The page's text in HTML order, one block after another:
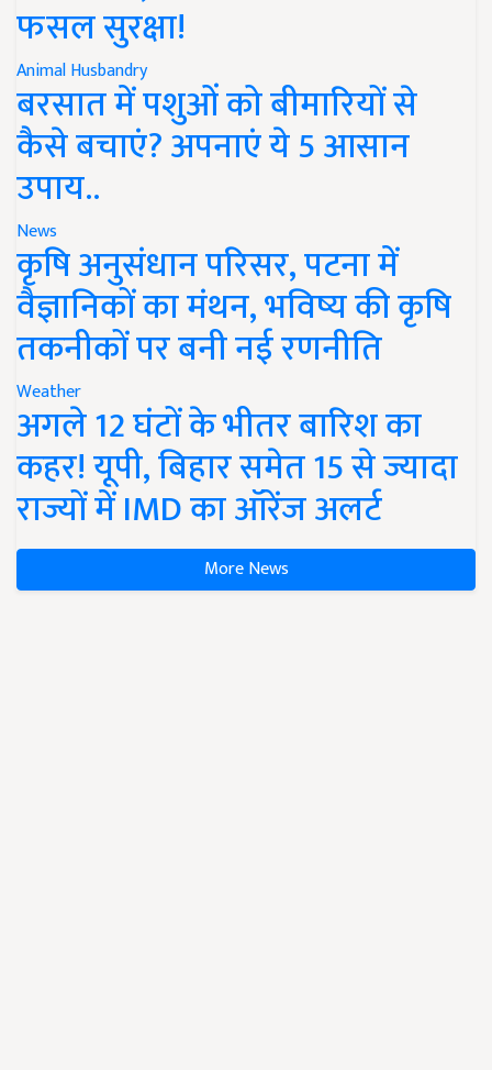
फसल सुरक्षा!
Animal Husbandry
बरसात में पशुओं को बीमारियों से
कैसे बचाएं? अपनाएं ये 5 आसान
उपाय..
News
कृषि अनुसंधान परिसर, पटना में
वैज्ञानिकों का मंथन, भविष्य की कृषि
तकनीकों पर बनी नई रणनीति
Weather
अगले 12 घंटों के भीतर बारिश का
कहर! यूपी, बिहार समेत 15 से ज्यादा
राज्यों में IMD का ऑरेंज अलर्ट
More News